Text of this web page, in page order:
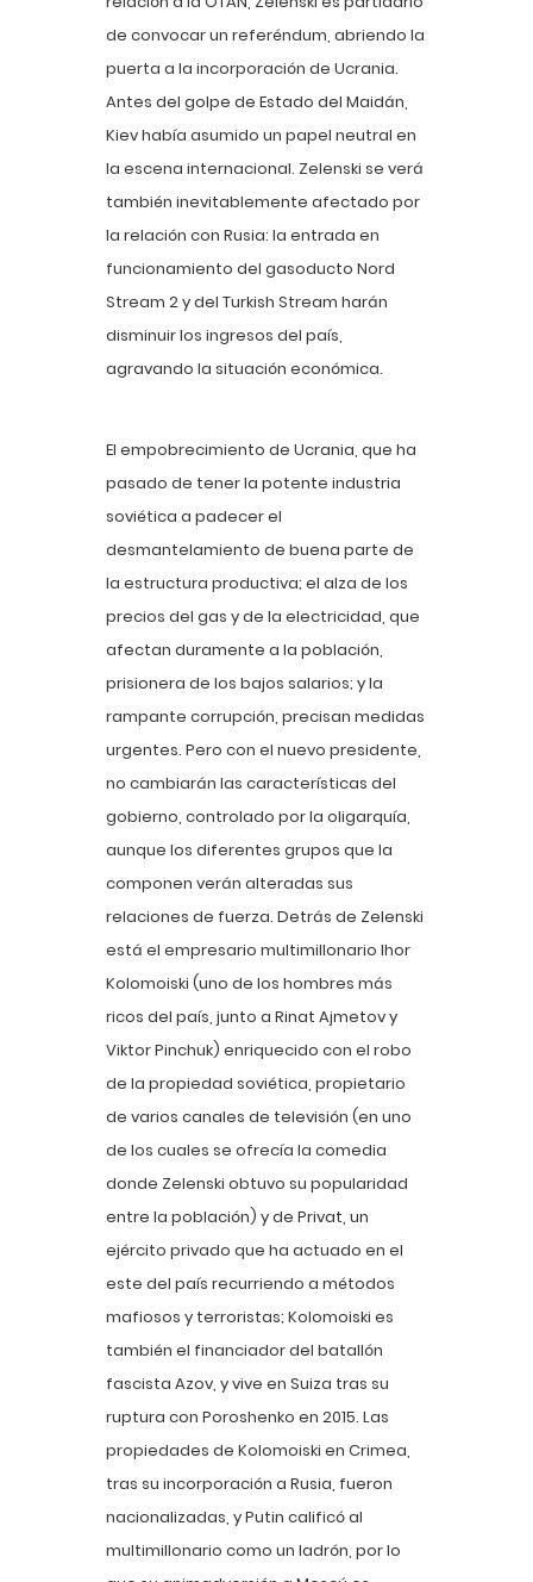
de convocar un referéndum, abriendo la
puerta a la incorporación de Ucrania.
Antes del golpe de Estado del Maidán,
Kiev había asumido un papel neutral en
la escena internacional. Zelenski se verá
también inevitablemente afectado por
la relación con Rusia: la entrada en
funcionamiento del gasoducto Nord
Stream 2 y del Turkish Stream harán
disminuir los ingresos del país,
agravando la situación económica.
El empobrecimiento de Ucrania, que ha
pasado de tener la potente industria
soviética a padecer el
desmantelamiento de buena parte de
la estructura productiva; el alza de los
precios del gas y de la electricidad, que
afectan duramente a la población,
prisionera de los bajos salarios; y la
rampante corrupción, precisan medidas
urgentes. Pero con el nuevo presidente,
no cambiarán las características del
gobierno, controlado por la oligarquía,
aunque los diferentes grupos que la
componen verán alteradas sus
relaciones de fuerza. Detrás de Zelenski
está el empresario multimillonario Ihor
Kolomoiski (uno de los hombres más
ricos del país, junto a Rinat Ajmetov y
Viktor Pinchuk) enriquecido con el robo
de la propiedad soviética, propietario
de varios canales de televisión (en uno
de los cuales se ofrecía la comedia
donde Zelenski obtuvo su popularidad
entre la población) y de Privat, un
ejército privado que ha actuado en el
este del país recurriendo a métodos
mafiosos y terroristas; Kolomoiski es
también el financiador del batallón
fascista Azov, y vive en Suiza tras su
ruptura con Poroshenko en 2015. Las
propiedades de Kolomoiski en Crimea,
tras su incorporación a Rusia, fueron
nacionalizadas, y Putin calificó al
multimillonario como un ladrón, por lo